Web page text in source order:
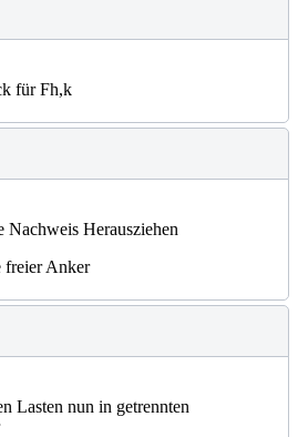
für Fh,k
Herausziehen
freier Anker
Lasten nun in getrennten